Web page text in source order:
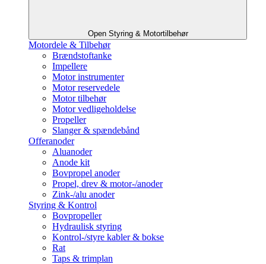
Open Styring & Motortilbehør
Motordele & Tilbehør
Brændstoftanke
Impellere
Motor instrumenter
Motor reservedele
Motor tilbehør
Motor vedligeholdelse
Propeller
Slanger & spændebånd
Offeranoder
Aluanoder
Anode kit
Bovpropel anoder
Propel, drev & motor-/anoder
Zink-/alu anoder
Styring & Kontrol
Bovpropeller
Hydraulisk styring
Kontrol-/styre kabler & bokse
Rat
Taps & trimplan